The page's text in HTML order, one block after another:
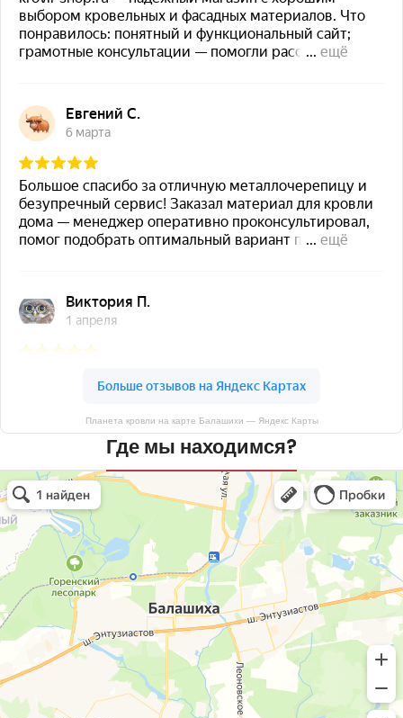
Планета кровли на карте Балашихи — Яндекс Карты
Где мы находимся?
Планета кровли
Кровля и кровельные материалы в Балашихе
Окна в Балашихе